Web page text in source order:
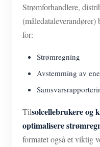
Strømforhandlere,
for:
Strømregning
Avstemming av
Tilsolcellebrukere og
optimalisere
formatet også et viktig